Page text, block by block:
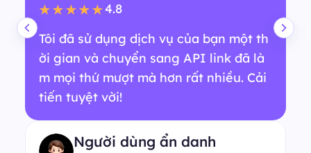
★★★★★4.8
Tôi đã sử dụng dịch vụ của bạn một th
ời gian và chuyển sang API link đã là
m mọi thứ mượt mà hơn rất nhiều. Cải
tiến tuyệt vời!
Người dùng ẩn danh